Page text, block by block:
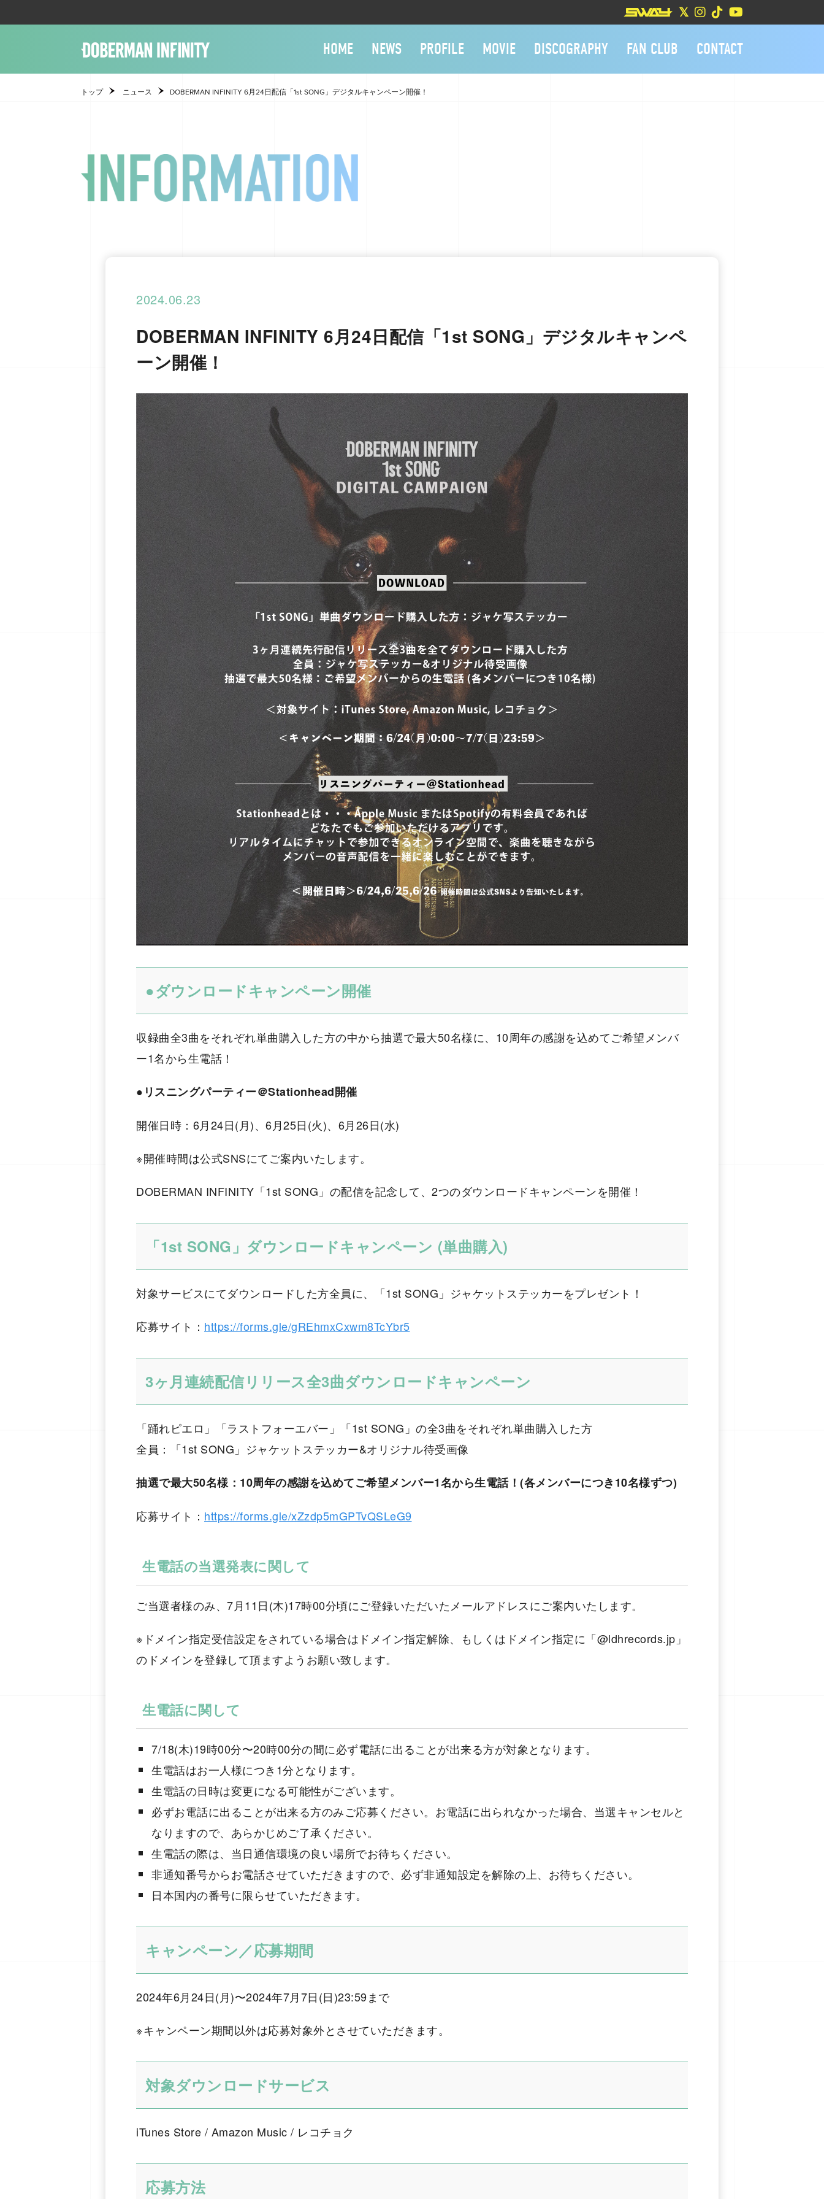
HOME NEWS PROFILE MOVIE DISCOGRAPHY FAN CLUB CONTACT
トップ ニュース DOBERMAN INFINITY 6月24日配信「1st SONG」デジタルキャンペーン開催！
2024.06.23
DOBERMAN INFINITY 6月24日配信「1st SONG」デジタルキャンペ
ーン開催！
●ダウンロードキャンペーン開催
収録曲全3曲をそれぞれ単曲購入した方の中から抽選で最大50名様に、10周年の感謝を込めてご希望メンバ
ー1名から生電話！
●リスニングパーティー＠Stationhead開催
開催日時：6月24日(月)、6月25日(火)、6月26日(水)
※開催時間は公式SNSにてご案内いたします。
DOBERMAN INFINITY「1st SONG」の配信を記念して、2つのダウンロードキャンペーンを開催！
「1st SONG」ダウンロードキャンペーン (単曲購入)
対象サービスにてダウンロードした方全員に、「1st SONG」ジャケットステッカーをプレゼント！
応募サイト： https://forms.gle/gREhmxCxwm8TcYbr5
3ヶ月連続配信リリース全3曲ダウンロードキャンペーン
「踊れピエロ」「ラストフォーエバー」「1st SONG」の全3曲をそれぞれ単曲購入した方
全員：「1st SONG」ジャケットステッカー&オリジナル待受画像
抽選で最大50名様：10周年の感謝を込めてご希望メンバー1名から生電話！(各メンバーにつき10名様ずつ)
応募サイト： https://forms.gle/xZzdp5mGPTvQSLeG9
生電話の当選発表に関して
ご当選者様のみ、7月11日(木)17時00分頃にご登録いただいたメールアドレスにご案内いたします。
※ドメイン指定受信設定をされている場合はドメイン指定解除、もしくはドメイン指定に「@ldhrecords.jp」
のドメインを登録して頂ますようお願い致します。
生電話に関して
7/18(木)19時00分〜20時00分の間に必ず電話に出ることが出来る方が対象となります。
生電話はお一人様につき1分となります。
生電話の日時は変更になる可能性がございます。
必ずお電話に出ることが出来る方のみご応募ください。お電話に出られなかった場合、当選キャンセルと
なりますので、あらかじめご了承ください。
生電話の際は、当日通信環境の良い場所でお待ちください。
非通知番号からお電話させていただきますので、必ず非通知設定を解除の上、お待ちください。
日本国内の番号に限らせていただきます。
キャンペーン／応募期間
2024年6月24日(月)〜2024年7月7日(日)23:59まで
※キャンペーン期間以外は応募対象外とさせていただきます。
対象ダウンロードサービス
iTunes Store / Amazon Music / レコチョク
応募方法